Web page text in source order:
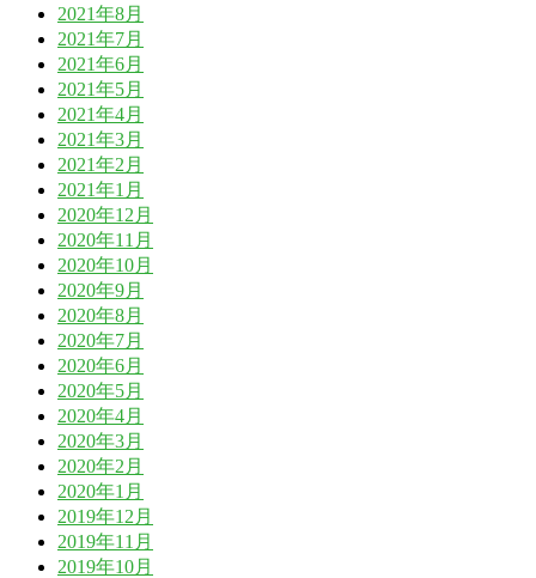
2021年8月
2021年7月
2021年6月
2021年5月
2021年4月
2021年3月
2021年2月
2021年1月
2020年12月
2020年11月
2020年10月
2020年9月
2020年8月
2020年7月
2020年6月
2020年5月
2020年4月
2020年3月
2020年2月
2020年1月
2019年12月
2019年11月
2019年10月